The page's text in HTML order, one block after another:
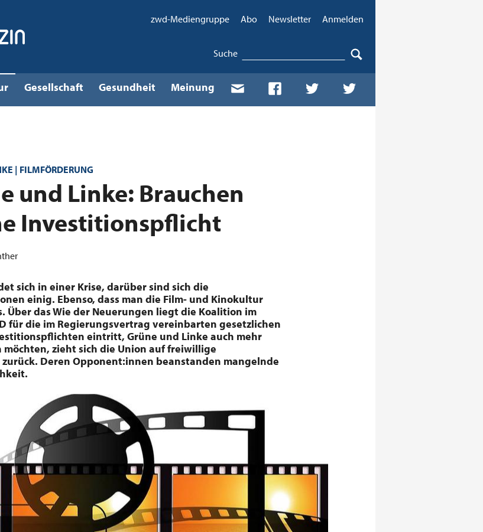
zwd-Mediengruppe Abo Newsletter Anmelden
Suche
Gesellschaft Gesundheit Meinung
| FILMFÖRDERUNG
und Linke: Brauchen
Investitionspflicht
sich in einer Krise, darüber sind sich die
einig. Ebenso, dass man die Film- und Kinokultur
Über das Wie der Neuerungen liegt die Koalition im
für die im Regierungsvertrag vereinbarten gesetzlichen
eintritt, Grüne und Linke auch mehr
zieht sich die Union auf freiwillige
Deren Opponent:innen beanstanden mangelnde